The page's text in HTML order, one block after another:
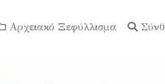
Αρχειακό Ξεφύλλισμα